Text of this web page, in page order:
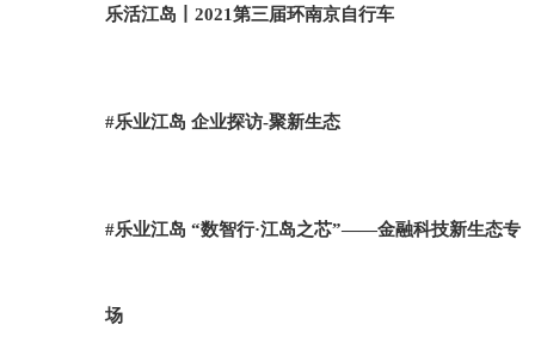
乐活江岛丨2021第三届环南京自行车
#乐业江岛 企业探访-聚新生态
#乐业江岛 “数智行·江岛之芯”——金融科技新生态专
场